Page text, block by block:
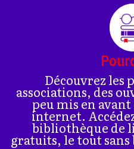
Découvrez les
associations, des
peu mis en
internet.
bibliothèque de
gratuits, le tout sans